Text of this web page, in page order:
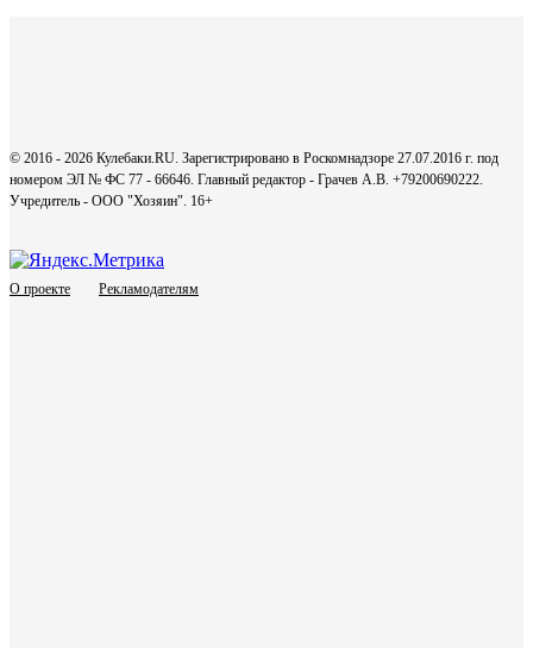
© 2016 - 2026 Кулебаки.RU. Зарегистрировано в Роскомнадзоре 27.07.2016 г. под
номером ЭЛ № ФС 77 - 66646. Главный редактор - Грачев А.В. +79200690222.
Учредитель - ООО "Хозяин". 16+
О проекте Рекламодателям